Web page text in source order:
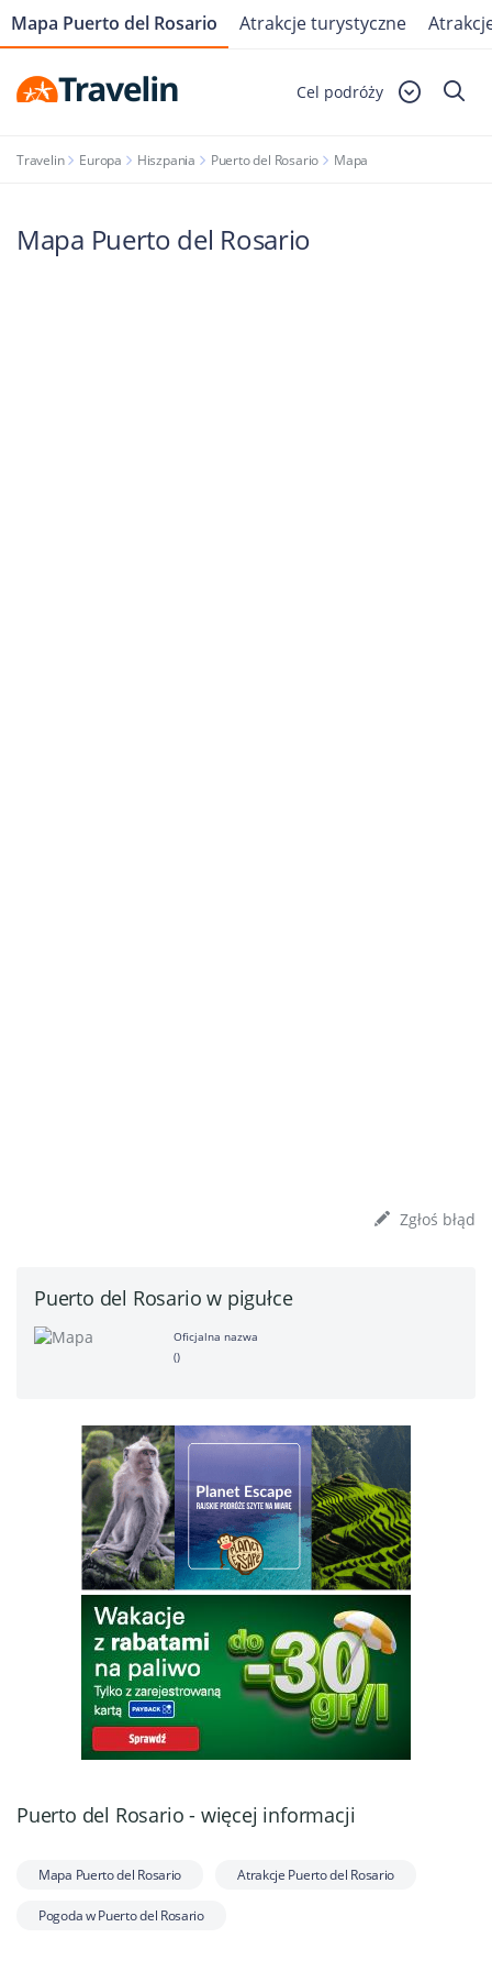
Cel podróży
Travelin Europa Hiszpania Puerto del Rosario Mapa
Mapa Puerto del Rosario Atrakcje turystyczne
Mapa Puerto del Rosario
Zgłoś błąd
Puerto del Rosario w pigułce
Oficjalna nazwa
()
Puerto del Rosario - więcej informacji
Mapa Puerto del Rosario Atrakcje Puerto del Rosario
Pogoda w Puerto del Rosario